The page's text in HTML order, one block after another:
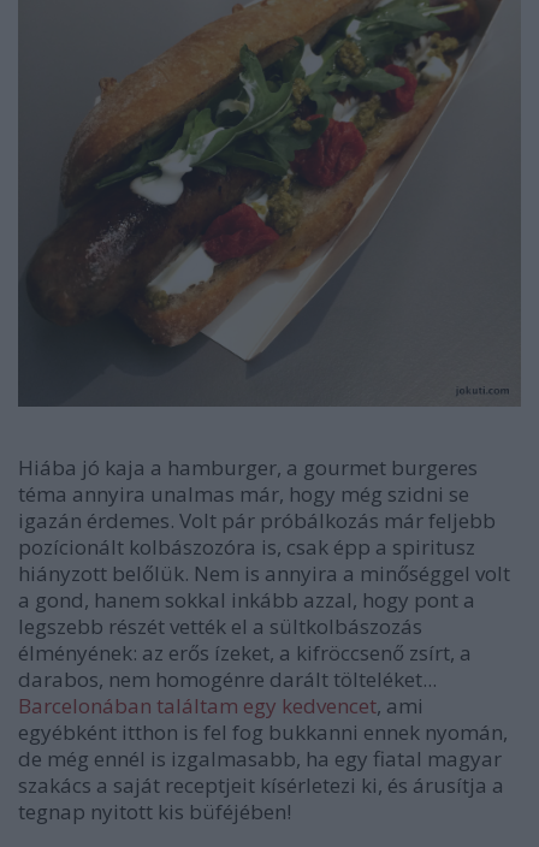
Hiába jó kaja a hamburger, a gourmet burgeres
téma annyira unalmas már, hogy még szidni se
igazán érdemes. Volt pár próbálkozás már feljebb
pozícionált kolbászozóra is, csak épp a spiritusz
hiányzott belőlük. Nem is annyira a minőséggel volt
a gond, hanem sokkal inkább azzal, hogy pont a
legszebb részét vették el a sültkolbászozás
élményének: az erős ízeket, a kifröccsenő zsírt, a
darabos, nem homogénre darált tölteléket...
Barcelonában találtam egy kedvencet, ami
egyébként itthon is fel fog bukkanni ennek nyomán,
de még ennél is izgalmasabb, ha egy fiatal magyar
szakács a saját receptjeit kísérletezi ki, és árusítja a
tegnap nyitott kis büféjében!